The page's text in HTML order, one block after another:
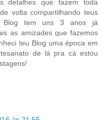
detalhes que fazem toda
volta compartilhando teus
Blog tem uns 3 anos já
as amizades que fazemos
teu Blog uma época em
de lá pra cá estou